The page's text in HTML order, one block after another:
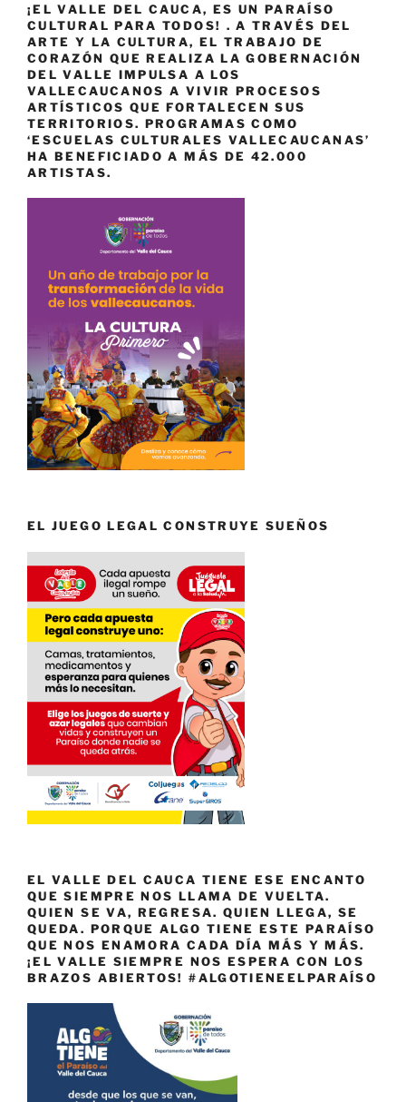
¡EL VALLE DEL CAUCA, ES UN PARAÍSO
CULTURAL PARA TODOS! . A TRAVÉS DEL
ARTE Y LA CULTURA, EL TRABAJO DE
CORAZÓN QUE REALIZA LA GOBERNACIÓN
DEL VALLE IMPULSA A LOS
VALLECAUCANOS A VIVIR PROCESOS
ARTÍSTICOS QUE FORTALECEN SUS
TERRITORIOS. PROGRAMAS COMO
‘ESCUELAS CULTURALES VALLECAUCANAS’
HA BENEFICIADO A MÁS DE 42.000
ARTISTAS.
EL JUEGO LEGAL CONSTRUYE SUEÑOS
EL VALLE DEL CAUCA TIENE ESE ENCANTO
QUE SIEMPRE NOS LLAMA DE VUELTA.
QUIEN SE VA, REGRESA. QUIEN LLEGA, SE
QUEDA. PORQUE ALGO TIENE ESTE PARAÍSO
QUE NOS ENAMORA CADA DÍA MÁS Y MÁS.
¡EL VALLE SIEMPRE NOS ESPERA CON LOS
BRAZOS ABIERTOS! #ALGOTIENEELPARAÍSO